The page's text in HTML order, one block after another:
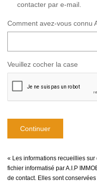
contacter par e-mail.
Comment avez-vous connu
Veuillez cocher la case
Continuer
« Les informations recueillies
fichier informatisé par A.I.P
de contact. Elles sont